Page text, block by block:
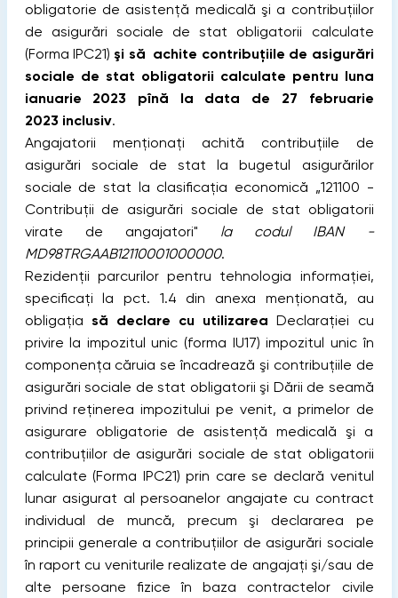
obligatorie de asistenţă medicală şi a contribuţiilor
de asigurări sociale de stat obligatorii calculate
(Forma IPC21) şi să achite contribuţiile de asigurări
sociale de stat obligatorii calculate pentru luna
ianuarie 2023 pînă la data de 27 februarie
2023 inclusiv.
Angajatorii menţionaţi achită contribuţiile de
asigurări sociale de stat la bugetul asigurărilor
sociale de stat la clasificaţia economică „121100 -
Contribuţii de asigurări sociale de stat obligatorii
virate de angajatori" la codul IBAN -
MD98TRGAAB12110001000000.
Rezidenţii parcurilor pentru tehnologia informaţiei,
specificaţi la pct. 1.4 din anexa menţionată, au
obligaţia să declare cu utilizareaDeclaraţiei cu
privire la impozitul unic (forma IU17) impozitul unic în
componenţa căruia se încadrează şi contribuţiile de
asigurări sociale de stat obligatorii şi Dării de seamă
privind reţinerea impozitului pe venit, a primelor de
asigurare obligatorie de asistenţă medicală şi a
contribuţiilor de asigurări sociale de stat obligatorii
calculate (Forma IPC21) prin care se declară venitul
lunar asigurat al persoanelor angajate cu contract
individual de muncă, precum şi declararea pe
principii generale a contribuţiilor de asigurări sociale
în raport cu veniturile realizate de angajaţi şi/sau de
alte persoane fizice în baza contractelor civile